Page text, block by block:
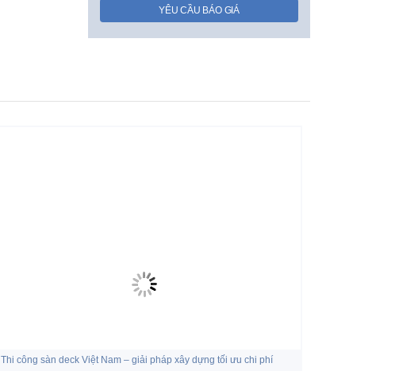
YÊU CẦU BÁO GIÁ
Thi công sàn deck Việt Nam – giải pháp xây dựng tối ưu chi phí